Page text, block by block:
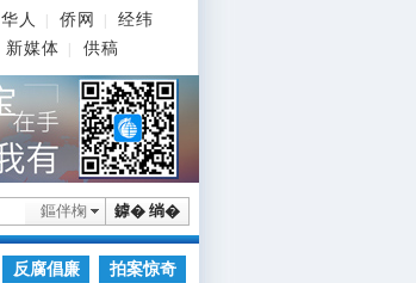
华人 侨网
经纬
新媒体 供稿
鎼� 绱�
鏂伴椈
反腐倡廉 拍案惊奇